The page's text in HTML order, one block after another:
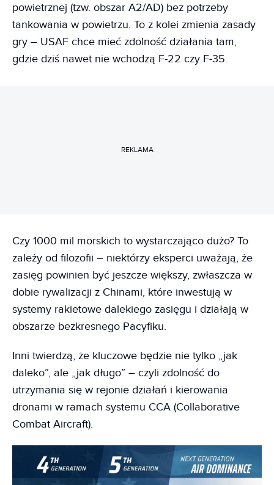
powietrznej (tzw. obszar A2/AD) bez potrzeby
tankowania w powietrzu. To z kolei zmienia zasady
gry – USAF chce mieć zdolność działania tam,
gdzie dziś nawet nie wchodzą F-22 czy F-35.
REKLAMA
Czy 1000 mil morskich to wystarczająco dużo? To
zależy od filozofii – niektórzy eksperci uważają, że
zasięg powinien być jeszcze większy, zwłaszcza w
dobie rywalizacji z Chinami, które inwestują w
systemy rakietowe dalekiego zasięgu i działają w
obszarze bezkresnego Pacyfiku.
Inni twierdzą, że kluczowe będzie nie tylko „jak
daleko”, ale „jak długo” – czyli zdolność do
utrzymania się w rejonie działań i kierowania
dronami w ramach systemu CCA (Collaborative
Combat Aircraft).